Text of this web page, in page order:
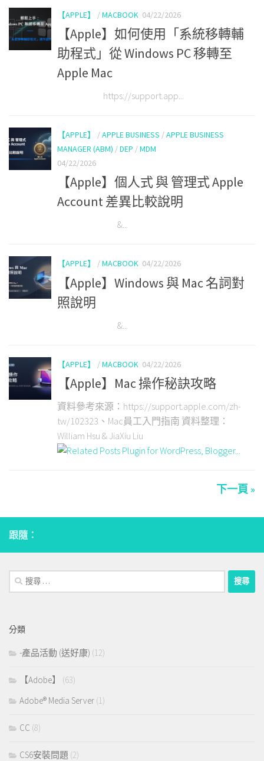
【APPLE】 /MACBOOK 04/22/2026
【Apple】如何使用「系統移轉輔
助程式」從 Windows PC 移轉至
Apple Mac
https://support.app...
【APPLE】 /APPLE BUSINESS /APPLE BUSINESS
MANAGER (ABM) /DEP /MDM
04/22/2026
【Apple】個人式 與 管理式 Apple
Account 差異比較說明
&...
【APPLE】 /MACBOOK 04/22/2026
【Apple】Windows 與 Mac 名詞對
照說明
&...
【APPLE】 /MACBOOK 04/22/2026
【Apple】Mac 操作秘訣攻略
資料參考來源：https://support.apple.com/zh-
tw/102323、Mac員工入門指南 資料整理：
William Hsu & JiaXiu Liu
下一頁 »
跟隨：
搜
尋：
分類
-產品活動 (送好康) (12)
【Adobe】
(63)
Adobe® Media Server (1)
CC (8)
CS6安裝問題 (2)